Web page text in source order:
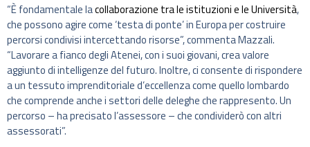
“È fondamentale lacollaborazione tra le istituzioni e le Università,
che possono agire come ‘testa di ponte’ in Europa per costruire
percorsi condivisi intercettando risorse”, commenta Mazzali.
“Lavorare a fianco degli Atenei, con i suoi giovani, crea valore
aggiunto di intelligenze del futuro. Inoltre, ci consente di rispondere
a un tessuto imprenditoriale d’eccellenza come quello lombardo
che comprende anche i settori delle deleghe che rappresento. Un
percorso – ha precisato l’assessore – che condividerò con altri
assessorati”.